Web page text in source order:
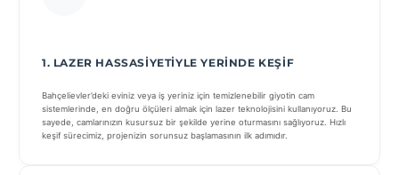
1. LAZER HASSASIYETIYLE YERINDE KEŞIF
Bahçelievler’deki eviniz veya iş yeriniz için temizlenebilir giyotin cam
sistemlerinde, en doğru ölçüleri almak için lazer teknolojisini kullanıyoruz. Bu
sayede, camlarınızın kusursuz bir şekilde yerine oturmasını sağlıyoruz. Hızlı
keşif sürecimiz, projenizin sorunsuz başlamasının ilk adımıdır.